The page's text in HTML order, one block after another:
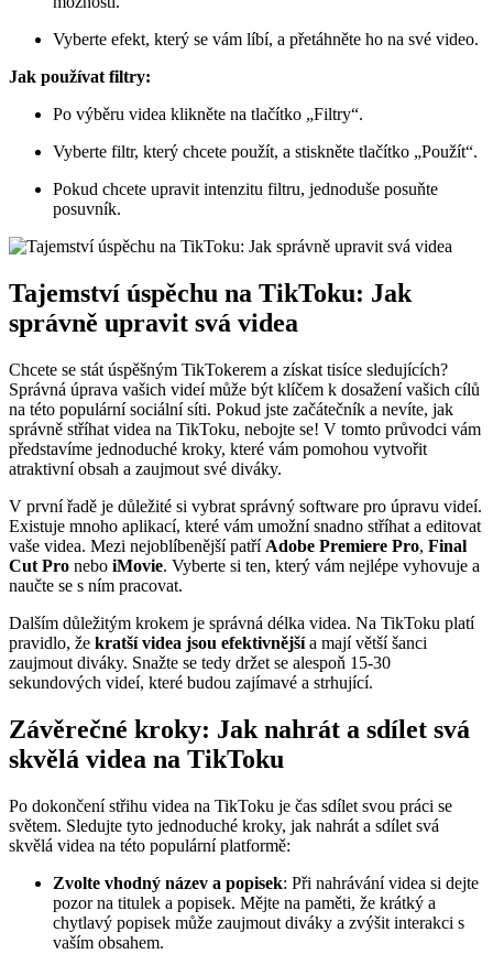
Vyberte efekt, který se vám líbí, a přetáhněte ho na své video.
Jak používat filtry:
Po výběru videa klikněte na tlačítko „Filtry“.
Vyberte filtr, který chcete použít, a stiskněte tlačítko „Použít“.
Pokud chcete upravit intenzitu filtru, jednoduše posuňte
posuvník.
Tajemství úspěchu na TikToku: Jak
správně upravit svá videa
Chcete se stát úspěšným TikTokerem a získat tisíce sledujících?
Správná úprava vašich videí může být klíčem k dosažení vašich cílů
na této populární sociální síti. Pokud jste začátečník a nevíte, jak
správně stříhat videa na TikToku, nebojte se! V tomto průvodci vám
představíme jednoduché kroky, které vám pomohou vytvořit
atraktivní obsah a zaujmout své diváky.
V první řadě je důležité si vybrat správný software pro úpravu videí.
Existuje mnoho aplikací, které vám umožní snadno stříhat a editovat
vaše videa. Mezi nejoblíbenější patří Adobe Premiere Pro, Final
Cut Pro nebo iMovie. Vyberte si ten, který vám nejlépe vyhovuje a
naučte se s ním pracovat.
Dalším důležitým krokem je správná délka videa. Na TikToku platí
pravidlo, že kratší videa jsou efektivnějšía mají větší šanci
zaujmout diváky. Snažte se tedy držet se alespoň 15-30
sekundových videí, které budou zajímavé a strhující.
Závěrečné kroky: Jak nahrát a sdílet svá
skvělá videa na TikToku
Po dokončení střihu videa na TikToku je čas sdílet svou práci se
světem. Sledujte tyto jednoduché kroky, jak nahrát a sdílet svá
skvělá videa na této populární platformě:
Zvolte vhodný název a popisek: Při nahrávání videa si dejte
pozor na titulek a popisek. Mějte na paměti, že krátký a
chytlavý popisek může zaujmout diváky a zvýšit interakci s
vaším obsahem.